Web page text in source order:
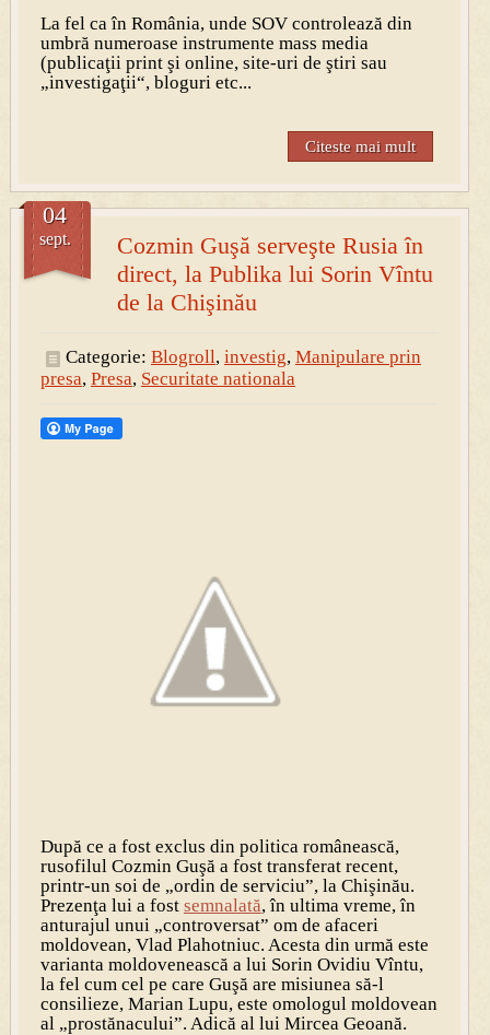
La fel ca în România, unde SOV controlează din
umbră numeroase instrumente mass media
(publicaţii print şi online, site-uri de ştiri sau
„investigaţii“, bloguri etc...
Citeste mai mult
Cozmin Guşă serveşte Rusia în
direct, la Publika lui Sorin Vîntu
de la Chişinău
04
sept.
Categorie: Blogroll, investig, Manipulare prin
presa, Presa, Securitate nationala
După ce a fost exclus din politica românească,
rusofilul Cozmin Guşă a fost transferat recent,
printr-un soi de „ordin de serviciu”, la Chişinău.
Prezenţa lui a fost semnalată, în ultima vreme, în
anturajul unui „controversat” om de afaceri
moldovean, Vlad Plahotniuc. Acesta din urmă este
varianta moldovenească a lui Sorin Ovidiu Vîntu,
la fel cum cel pe care Guşă are misiunea să-l
consilieze, Marian Lupu, este omologul moldovean
al „prostănacului”. Adică al lui Mircea Geoană.